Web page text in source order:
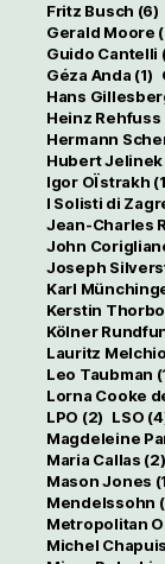
Fritz Busch (6)
Gerald Moore
Guido Cantelli
Géza Anda (1)
Hans
Heinz Rehfuss
Hermann
Hubert Jelinek
Igor OÏstrakh
I Solisti di
Jean-Charles
John
Joseph
Karl
Kerstin
Kölner
Lauritz
Leo Taubman
Lorna Cooke
LPO (2) LSO
Magdeleine
Maria Callas (2)
Mason Jones
Mendelssohn
Metropolitan
Michel Chapuis